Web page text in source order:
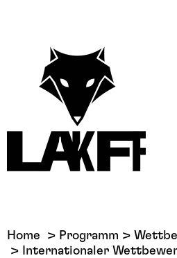
Home Programm
Internationaler